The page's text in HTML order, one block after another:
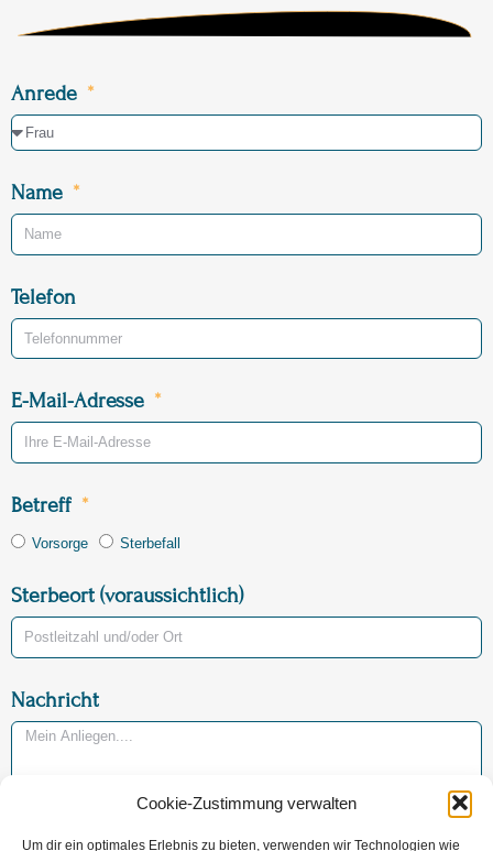
Cookie-Zustimmung verwalten
Um dir ein optimales Erlebnis zu bieten, verwenden wir Technologien wie
Anrede
Name
Telefon
E-Mail-Adresse
Betreff
Vorsorge Sterbefall
Sterbeort (voraussichtlich)
Nachricht